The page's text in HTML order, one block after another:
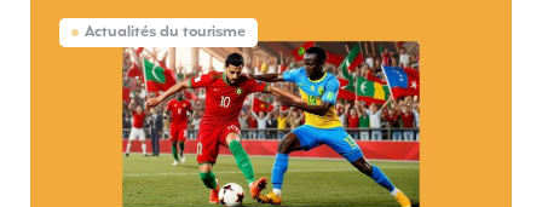
Actualités du tourisme